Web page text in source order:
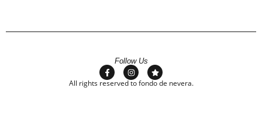
Follow Us
All rights reserved to fondo de nevera.